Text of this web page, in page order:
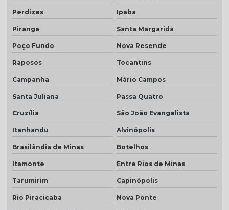
Perdizes Ipaba
Piranga Santa Margarida
Poço Fundo Nova Resende
Raposos Tocantins
Campanha Mário Campos
Santa Juliana Passa Quatro
Cruzília São João Evangelista
Itanhandu Alvinópolis
Brasilândia de Minas Botelhos
Itamonte Entre Rios de Minas
Tarumirim Capinópolis
Rio Piracicaba Nova Ponte